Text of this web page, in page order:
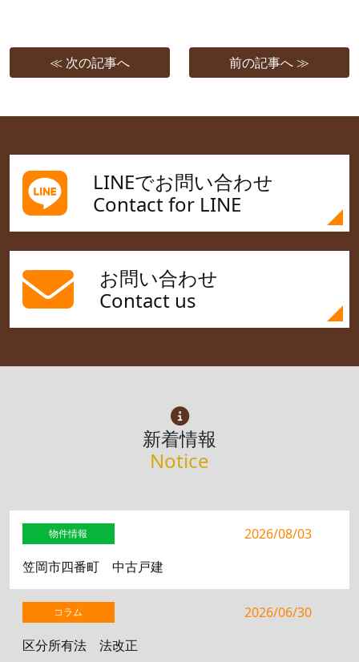
≪ 次の記事へ 前の記事へ ≫
LINEでお問い合わせ
Contact for LINE
お問い合わせ
Contact us
新着情報
Notice
物件情報
2026/08/03
笠岡市四番町 中古戸建
コラム
2026/06/30
区分所有法 法改正